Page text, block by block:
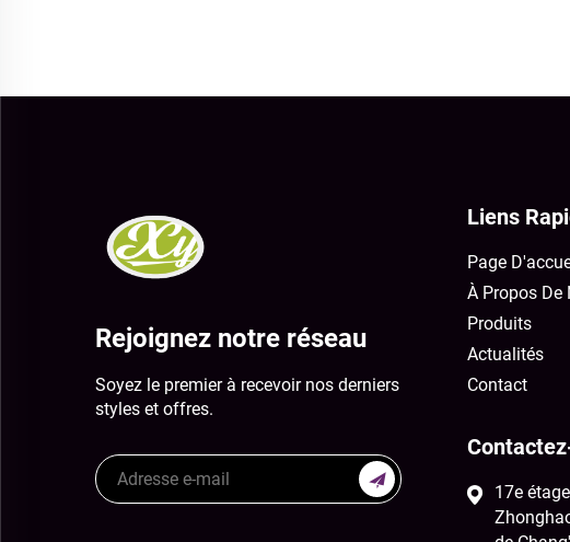
Rejoignez notre réseau
Soyez le premier à recevoir nos derniers
styles et offres.
Liens
Page
À Propos De
Produits
Actualités
Contact
17e